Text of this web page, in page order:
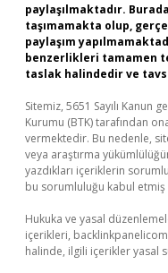
paylaşılmaktadır.
taşımamakta olup,
paylaşım
benzerlikleri tamamen
taslak halindedir ve
Sitemiz, 5651 Sayılı Kanun
Kurumu (BTK) tarafından
vermektedir. Bu nedenle,
veya araştırma
yazdıkları içeriklerin
bu sorumluluğu kabul etmiş
Hukuka ve yasal
içerikleri,
halinde, ilgili içerikler yasal